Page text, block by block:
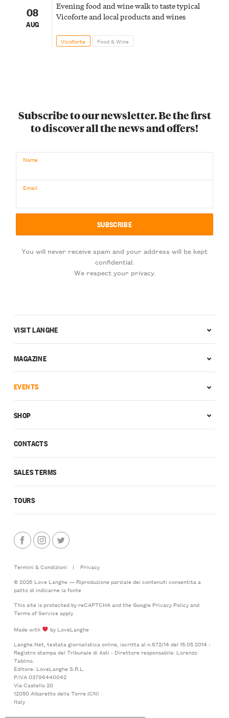
08
AUG
Evening food and wine walk to taste typical
Vicoforte and local products and wines
Vicoforte Food & Wine
Subscribe to our newsletter. Be the first
to discover all the news and offers!
Name
Email
You will never receive spam and your address will be kept
confidential.
We respect your privacy.
CONTACTS
SALES TERMS
TOURS
VISIT LANGHE
MAGAZINE
EVENTS
SHOP
Termini & Condizioni |
Privacy
© 2026 Love Langhe — Riproduzione parziale dei contenuti consentita a
patto di indicarne la fonte
This site is protected by reCAPTCHA and the Google Privacy Policyand
Terms of Serviceapply
Made with
by LoveLanghe
Langhe.Net, testata giornalistica online, iscritta al n.672/14 del 15.05.2014 -
Registro stampa del Tribunale di Asti - Direttore responsabile: Lorenzo
Tablino.
Editore: LoveLanghe S.R.L.
P.IVA 03796440042
Via Castello 20
12050 Albaretto della Torre (CN)
Italy